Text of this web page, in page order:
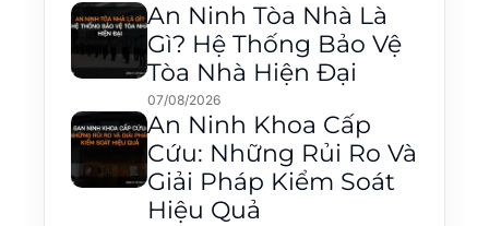
An Ninh Tòa Nhà Là
Gì? Hệ Thống Bảo Vệ
Tòa Nhà Hiện Đại
07/08/2026
An Ninh Khoa Cấp
Cứu: Những Rủi Ro Và
Giải Pháp Kiểm Soát
Hiệu Quả